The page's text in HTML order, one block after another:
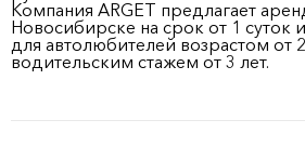
Компания ARGET предлагает
Новосибирске на срок от 1 суток
для автолюбителей возрастом от
водительским стажем от 3 лет.